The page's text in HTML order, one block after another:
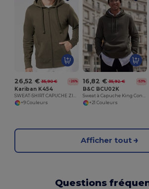
26,52 € 35,90 € -26%
Kariban K454
+9 Couleurs
16,82 € 35,92 € -53%
B&C BCU02K
+21 Couleurs
Afficher tout
Questions